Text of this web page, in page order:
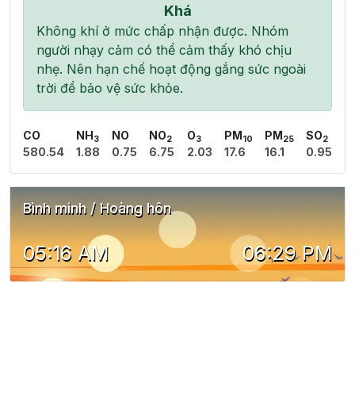
Khá
Không khí ở mức chấp nhận được. Nhóm
người nhạy cảm có thể cảm thấy khó chịu
nhẹ. Nên hạn chế hoạt động gắng sức ngoài
trời để bảo vệ sức khỏe.
CO
580.54
NH 3
1.88
NO
0.75
NO2
6.75
O3
2.03
PM 10
17.6
PM 25
16.1
SO2
0.95
Bình minh / Hoàng hôn
05:16 AM 06:29 PM